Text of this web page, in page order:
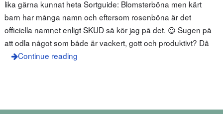
lika gärna kunnat heta Sortguide: Blomsterböna men kärt
barn har många namn och eftersom rosenböna är det
officiella namnet enligt SKUD så kör jag på det. 😉 Sugen på
att odla något som både är vackert, gott och produktivt? Då
Continue reading